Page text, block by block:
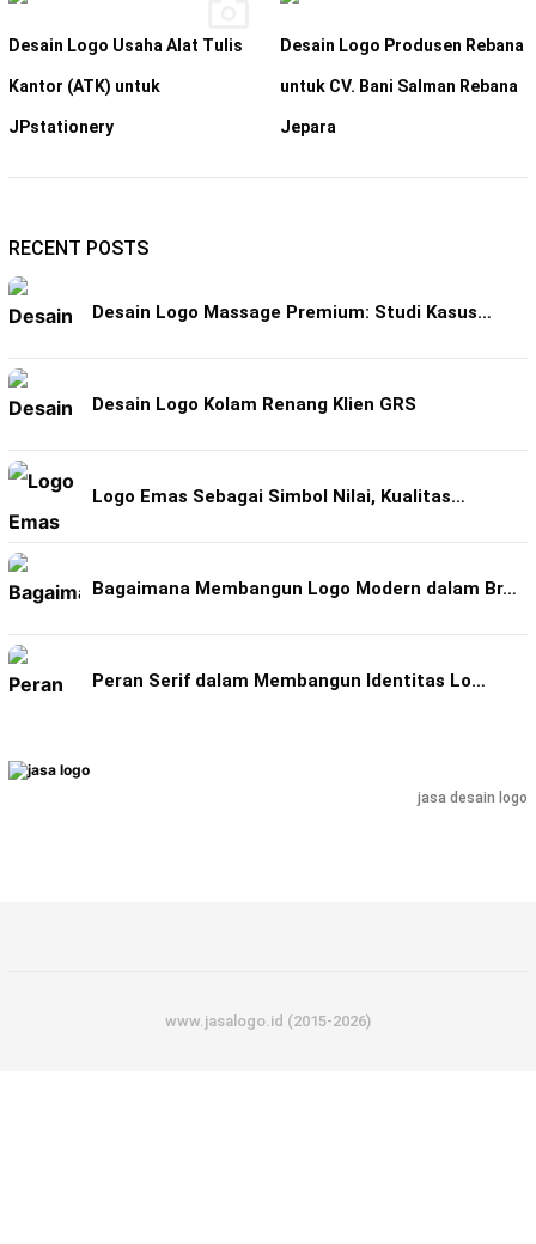
Desain Logo Usaha Alat Tulis
Kantor (ATK) untuk
JPstationery
Desain Logo Produsen Rebana
untuk CV. Bani Salman Rebana
Jepara
RECENT POSTS
Desain Logo Massage Premium: Studi Kasus…
Desain Logo Kolam Renang Klien GRS
Logo Emas Sebagai Simbol Nilai, Kualitas…
Bagaimana Membangun Logo Modern dalam Br…
Peran Serif dalam Membangun Identitas Lo…
jasa desain logo
www.jasalogo.id (2015-2026)